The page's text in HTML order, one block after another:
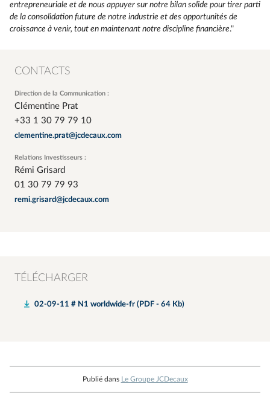
entrepreneuriale et de nous appuyer sur notre bilan solide pour tirer parti
de la consolidation future de notre industrie et des opportunités de
croissance à venir, tout en maintenant notre discipline financière."
CONTACTS
Direction de la Communication :
Clémentine Prat
+33 1 30 79 79 10
clementine.prat@jcdecaux.com
Relations Investisseurs :
Rémi Grisard
01 30 79 79 93
remi.grisard@jcdecaux.com
TÉLÉCHARGER
02-09-11 # N1 worldwide-fr (PDF - 64 Kb)
Publié dans Le Groupe JCDecaux